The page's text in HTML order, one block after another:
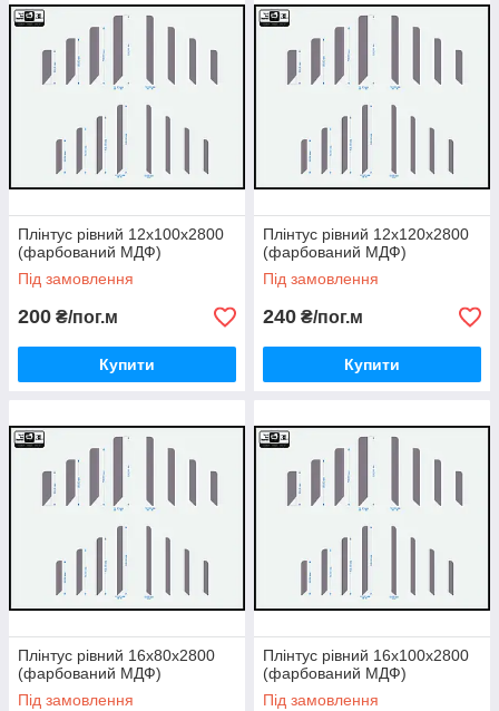
Плінтус рівний 12х100х2800
(фарбований МДФ)
Під замовлення
200 ₴/пог.м
Купити
Плінтус рівний 12х120х2800
(фарбований МДФ)
Під замовлення
240 ₴/пог.м
Купити
Плінтус рівний 16х80х2800
(фарбований МДФ)
Під замовлення
Плінтус рівний 16х100х2800
(фарбований МДФ)
Під замовлення